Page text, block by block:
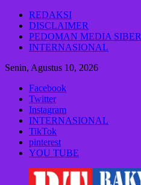
Lompat
konten
REDAKSI
DISCLAIMER
PEDOMAN MEDIA SIBER
INTERNASIONAL
Senin, Agustus 10, 2026
Facebook
Twitter
Instagram
INTERNASIONAL
TikTok
pinterest
YOU TUBE